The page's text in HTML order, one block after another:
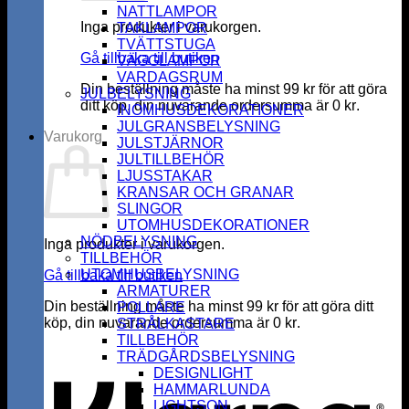
Inga produkter i varukorgen.
Gå tillbaka till butiken
Din beställning måste ha minst99 kr för att göra
ditt köp, din nuvarande ordersumma är 0 kr.
Varukorg
Inga produkter i varukorgen.
Gå tillbaka till butiken
Din beställning måste ha minst99 kr för att göra ditt
köp, din nuvarande ordersumma är 0 kr.
NATTLAMPOR
TAKLAMPOR
TVÄTTSTUGA
VÄGGLAMPOR
VARDAGSRUM
JULBELYSNING
INOMHUSDEKORATIONER
JULGRANSBELYSNING
JULSTJÄRNOR
JULTILLBEHÖR
LJUSSTAKAR
KRANSAR OCH GRANAR
SLINGOR
UTOMHUSDEKORATIONER
NÖDBELYSNING
TILLBEHÖR
UTOMHUSBELYSNING
ARMATURER
POLLARE
STRÅLKASTARE
TILLBEHÖR
TRÄDGÅRDSBELYSNING
DESIGNLIGHT
HAMMARLUNDA
LIGHTSON